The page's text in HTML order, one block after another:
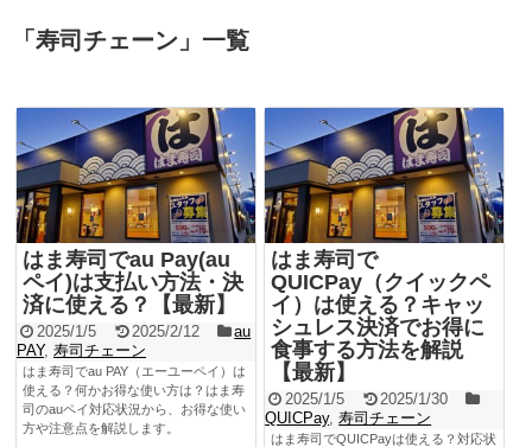
「 寿司チェーン 」 一覧
はま寿司でau Pay(au
ペイ)は支払い方法・決
済に使える？【最新】
2025/1/5 2025/2/12
au
PAY, 寿司チェーン
はま寿司でau PAY（エーユーペイ）は
使える？何かお得な使い方は？はま寿
司のauペイ対応状況から、お得な使い
方や注意点を解説します。
はま寿司で
QUICPay（クイックペ
イ）は使える？キャッ
シュレス決済でお得に
食事する方法を解説
【最新】
2025/1/5
2025/1/30
QUICPay,寿司チェーン
はま寿司でQUICPayは使える？対応状